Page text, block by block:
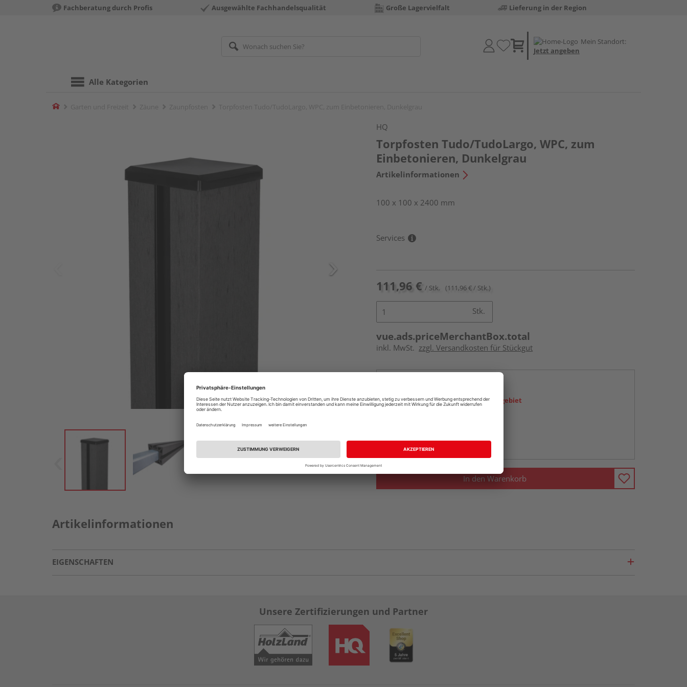
Fachberatung durch Profis Ausgewählte Fachhandelsqualität Große Lagervielfalt Lieferung in der Region
Mein Standort:
Jetzt angeben
Alle Kategorien
Home
HQ
Torpfosten Tudo/TudoLargo, WPC, zum
Einbetonieren, Dunkelgrau
Artikelinformationen
100 x 100 x 2400 mm
Services
111,96 € / Stk. (111,96 € / Stk.)
Stk.
vue.ads.priceMerchantBox.total
inkl. MwSt. zzgl. Versandkosten für Stückgut
Ihr Standort ist nicht im Liefergebiet
Auf Lager:Abholung möglich
In den Warenkorb
Artikelinformationen
EIGENSCHAFTEN
Unsere Zertifizierungen und Partner